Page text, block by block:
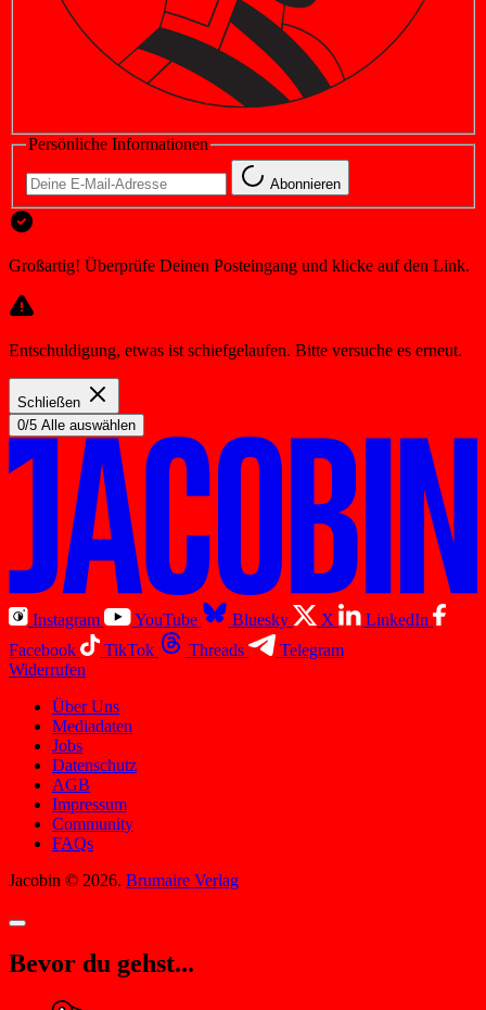
Persönliche Informationen
Abonnieren
Großartig! Überprüfe Deinen Posteingang und klicke auf den Link.
Entschuldigung, etwas ist schiefgelaufen. Bitte versuche es erneut.
Schließen
0/5 Alle auswählen
Instagram YouTube Bluesky X
LinkedIn
Facebook
TikTok Threads
Telegram
Widerrufen
Über Uns
Mediadaten
Jobs
Datenschutz
AGB
Impressum
Community
FAQs
Jacobin © 2026. Brumaire Verlag
Bevor du gehst...